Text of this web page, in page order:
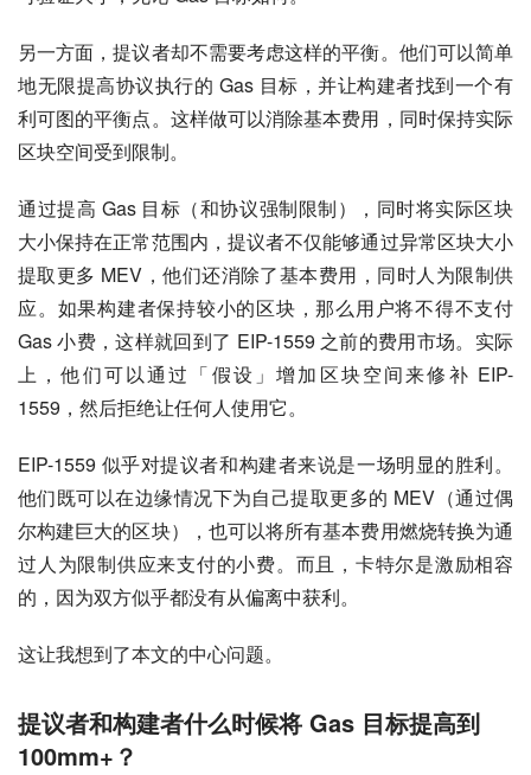
另一方面，提议者却不需要考虑这样的平衡。他们可以简单
地无限提高协议执行的 Gas 目标，并让构建者找到一个有
利可图的平衡点。这样做可以消除基本费用，同时保持实际
区块空间受到限制。
通过提高 Gas 目标（和协议强制限制），同时将实际区块
大小保持在正常范围内，提议者不仅能够通过异常区块大小
提取更多 MEV，他们还消除了基本费用，同时人为限制供
应。如果构建者保持较小的区块，那么用户将不得不支付
Gas 小费，这样就回到了 EIP-1559 之前的费用市场。实际
上，他们可以通过「假设」增加区块空间来修补 EIP-
1559，然后拒绝让任何人使用它。
EIP-1559 似乎对提议者和构建者来说是一场明显的胜利。
他们既可以在边缘情况下为自己提取更多的 MEV（通过偶
尔构建巨大的区块），也可以将所有基本费用燃烧转换为通
过人为限制供应来支付的小费。而且，卡特尔是激励相容
的，因为双方似乎都没有从偏离中获利。
这让我想到了本文的中心问题。
提议者和构建者什么时候将 Gas 目标提高到
100mm+？